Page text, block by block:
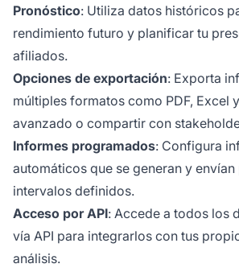
Pronóstico: Utiliza datos históricos
rendimiento futuro y planificar tu
afiliados.
Opciones de exportación: Exporta
múltiples formatos como PDF, Excel
avanzado o compartir con
Informes programados: Configura
automáticos que se generan y
intervalos definidos.
Acceso por API: Accede a todos los
vía API para integrarlos con tus
análisis.